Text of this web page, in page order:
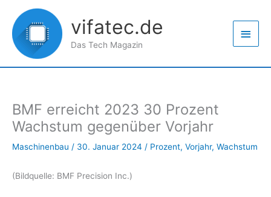
Inhalt
springen
vifatec.de
Das Tech Magazin
BMF erreicht 2023 30 Prozent
Wachstum gegenüber Vorjahr
Maschinenbau / 30. Januar 2024 / Prozent, Vorjahr, Wachstum
(Bildquelle: BMF Precision Inc.)